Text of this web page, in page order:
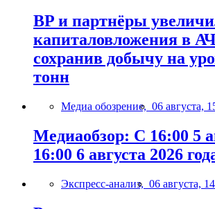
BP и партнёры
капиталовложения в
сохранив добычу на
тонн
Медиа обозрение, 06 августа,
Медиаобзор: С 16:00 5
16:00 6 августа 2026
Экспресс-анализ, 06 августа,